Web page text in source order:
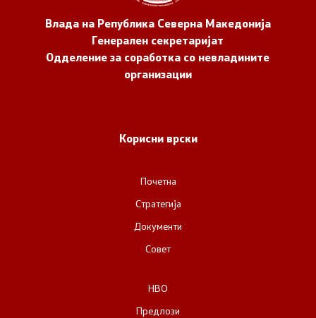
Влада на Република Северна Македонија
Генерален секретаријат
Одделение за соработка со невладините
организации
Корисни врски
Почетна
Стратегија
Документи
Совет
НВО
Предлози